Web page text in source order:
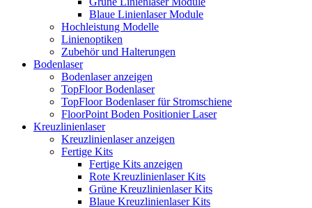
Blaue Linienlaser Module
Hochleistung Modelle
Linienoptiken
Zubehör und Halterungen
Bodenlaser
Bodenlaser anzeigen
TopFloor Bodenlaser
TopFloor Bodenlaser für Stromschiene
FloorPoint Boden Positionier Laser
Kreuzlinienlaser
Kreuzlinienlaser anzeigen
Fertige Kits
Fertige Kits anzeigen
Rote Kreuzlinienlaser Kits
Grüne Kreuzlinienlaser Kits
Blaue Kreuzlinienlaser Kits